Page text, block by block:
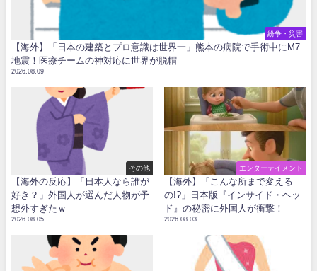
紛争・災害
【海外】「日本の建築とプロ意識は世界一」熊本の病院で手術中にM7
地震！医療チームの神対応に世界が脱帽
2026.08.09
その他
【海外の反応】「日本人なら誰が
好き？」外国人が選んだ人物が予
想外すぎたｗ
2026.08.05
エンターテイメント
【海外】「こんな所まで変える
の!?」日本版『インサイド・ヘッ
ド』の秘密に外国人が衝撃！
2026.08.03